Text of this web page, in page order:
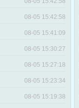
08-05 15:42:58
08-05 15:41:09
08-05 15:30:27
08-05 15:27:18
08-05 15:23:34
08-05 15:19:38